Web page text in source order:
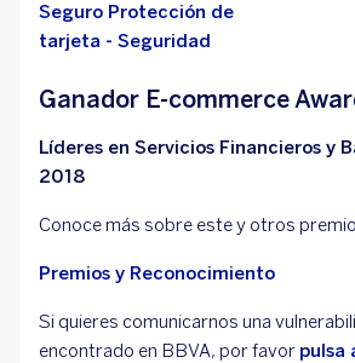
Seguro Protección de
tarjeta - Seguridad
Ganador E-commerce
Líderes en Servicios Financieros y
2018
Conoce más sobre este y otros
Premios y Reconocimiento
Si quieres comunicarnos una
encontrado en BBVA, por favor pulsa